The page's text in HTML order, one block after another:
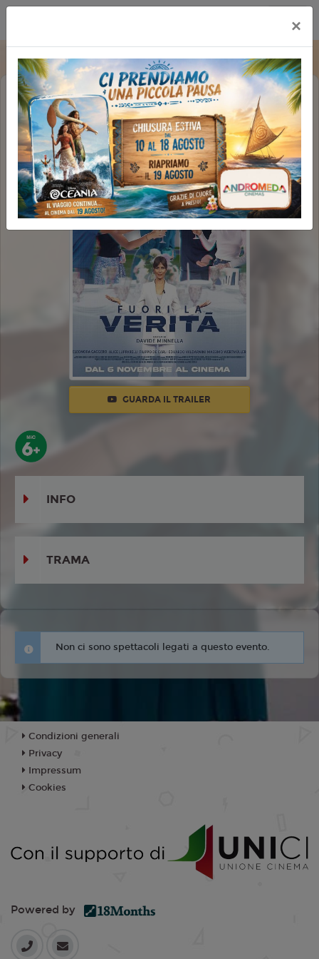
FUORI LA VERITA' (1H52')
FAMILY REV
GUARDA IL TRAILER
INFO
TRAMA
Non ci sono spettacoli legati a questo evento.
×
Condizioni generali
Privacy
Impressum
Cookies
Powered by